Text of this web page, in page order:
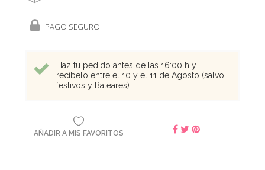
PAGO SEGURO
Haz tu pedido antes de las 16:00 h y
recíbelo entre el 10 y el 11 de Agosto (salvo
festivos y Baleares)
AÑADIR A MIS FAVORITOS